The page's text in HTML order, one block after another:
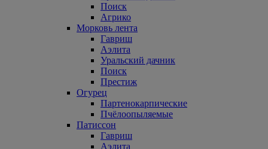
Поиск
Агрико
Морковь лента
Гавриш
Аэлита
Уральский дачник
Поиск
Престиж
Огурец
Партенокарпические
Пчёлоопыляемые
Патиссон
Гавриш
Аэлита